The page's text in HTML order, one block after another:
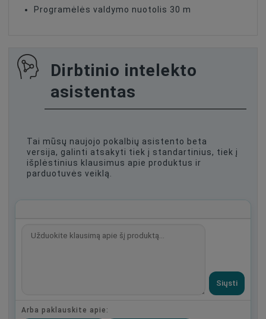
Programėlės valdymo nuotolis 30 m
Dirbtinio intelekto
asistentas
Tai mūsų naujojo pokalbių asistento beta
versija, galinti atsakyti tiek į standartinius, tiek į
išplėstinius klausimus apie produktus ir
parduotuvės veiklą.
Siųsti
Arba paklauskite apie: